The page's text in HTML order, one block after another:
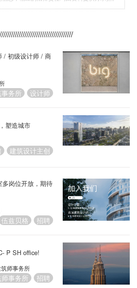
/ 初级设计师 / 商
务所 设计师
塑造城市
建筑设计主创
岗位开放，期待
伍兹贝格 招聘
P SH office!
师事务所
事务所 招聘